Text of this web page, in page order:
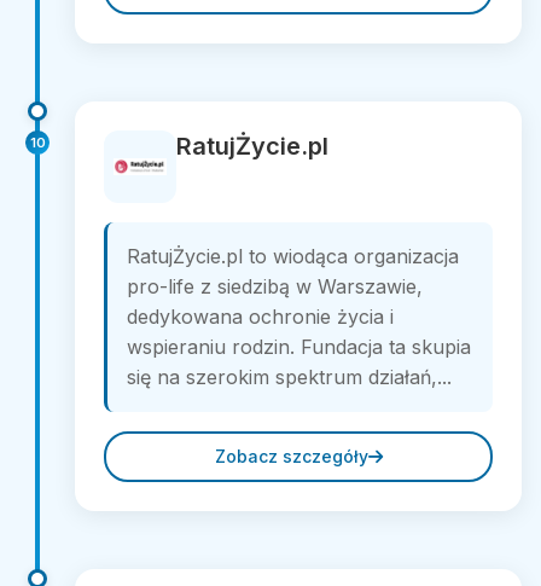
10 RatujŻycie.pl
RatujŻycie.pl to wiodąca organizacja
pro-life z siedzibą w Warszawie,
dedykowana ochronie życia i
wspieraniu rodzin. Fundacja ta skupia
się na szerokim spektrum działań,...
Zobacz szczegóły